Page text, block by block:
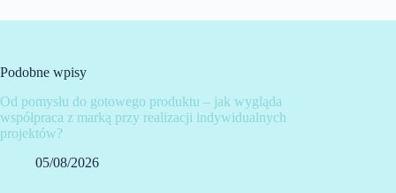
Podobne wpisy
Od pomysłu do gotowego produktu – jak wygląda
współpraca z marką przy realizacji indywidualnych
projektów?
05/08/2026